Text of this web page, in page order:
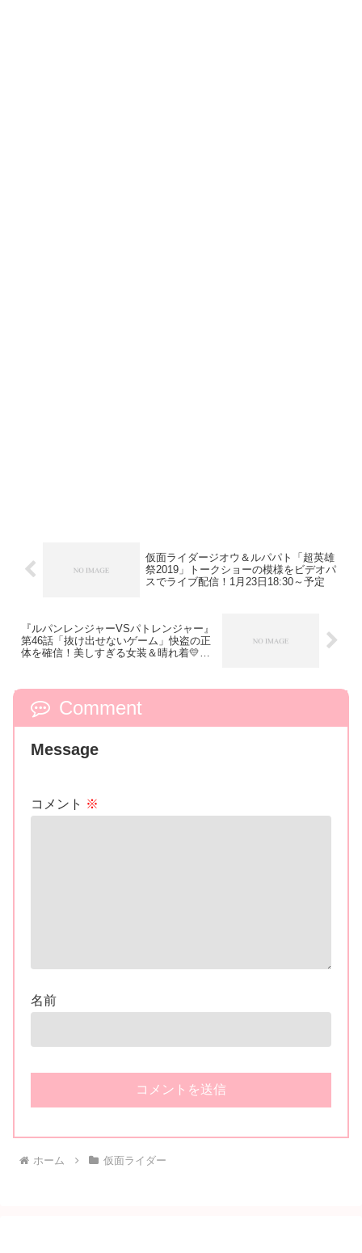
仮面ライダージオウ＆ルパパト「超英雄
祭2019」トークショーの模様をビデオパ
スでライブ配信！1月23日18:30～予定
『ルパンレンジャーVSパトレンジャー』
第46話「抜け出せないゲーム」快盗の正
体を確信！美しすぎる女装＆晴れ着💛温
Comment
Message
コメント ※
名前
ホーム 仮面ライダー